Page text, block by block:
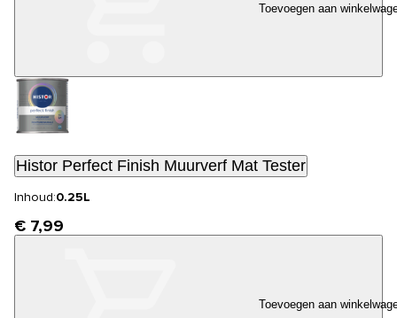
Toevoegen aan
Histor Perfect Finish Muurverf Mat Tester
Inhoud:0.25L
€ 7,99
Toevoegen aan